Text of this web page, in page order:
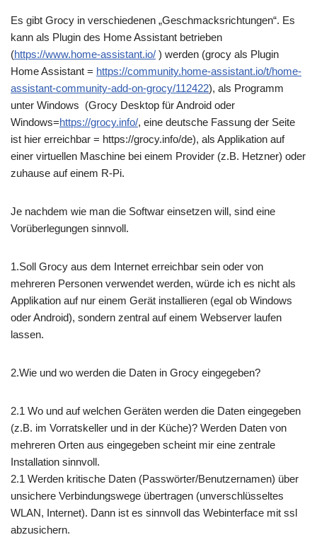
Es gibt Grocy in verschiedenen „Geschmacksrichtungen“. Es
kann als Plugin des Home Assistant betrieben
(https://www.home-assistant.io/ ) werden (grocy als Plugin
Home Assistant = https://community.home-assistant.io/t/home-
assistant-community-add-on-grocy/112422), als Programm
unter Windows (Grocy Desktop für Android oder
Windows=https://grocy.info/, eine deutsche Fassung der Seite
ist hier erreichbar = https://grocy.info/de), als Applikation auf
einer virtuellen Maschine bei einem Provider (z.B. Hetzner) oder
zuhause auf einem R-Pi.
Je nachdem wie man die Softwar einsetzen will, sind eine
Vorüberlegungen sinnvoll.
1.Soll Grocy aus dem Internet erreichbar sein oder von
mehreren Personen verwendet werden, würde ich es nicht als
Applikation auf nur einem Gerät installieren (egal ob Windows
oder Android), sondern zentral auf einem Webserver laufen
lassen.
2.Wie und wo werden die Daten in Grocy eingegeben?
2.1 Wo und auf welchen Geräten werden die Daten eingegeben
(z.B. im Vorratskeller und in der Küche)? Werden Daten von
mehreren Orten aus eingegeben scheint mir eine zentrale
Installation sinnvoll.
2.1 Werden kritische Daten (Passwörter/Benutzernamen) über
unsichere Verbindungswege übertragen (unverschlüsseltes
WLAN, Internet). Dann ist es sinnvoll das Webinterface mit ssl
abzusichern.